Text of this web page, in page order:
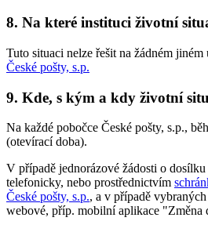
8. Na které instituci životní
Tuto situaci nelze řešit na žádném jiném
České pošty, s.p.
9. Kde, s kým a kdy životní
Na každé pobočce České pošty, s.p.,
(otevírací doba).
V případě jednorázové žádosti o dosílku
telefonicky, nebo prostřednictvím
České pošty, s.p., a v případě
webové, příp. mobilní aplikace "Změna